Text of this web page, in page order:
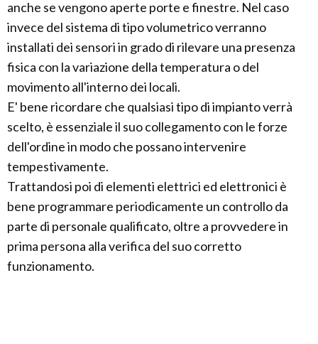
anche se vengono aperte porte e finestre. Nel caso
invece del sistema di tipo volumetrico verranno
installati dei sensori in grado di rilevare una presenza
fisica con la variazione della temperatura o del
movimento all'interno dei locali.
E' bene ricordare che qualsiasi tipo di impianto verrà
scelto, è essenziale il suo collegamento con le forze
dell'ordine in modo che possano intervenire
tempestivamente.
Trattandosi poi di elementi elettrici ed elettronici è
bene programmare periodicamente un controllo da
parte di personale qualificato, oltre a provvedere in
prima persona alla verifica del suo corretto
funzionamento.